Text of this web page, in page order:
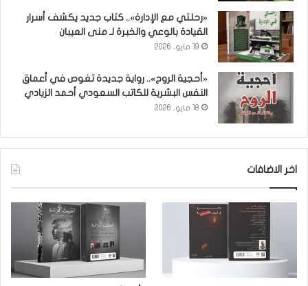
«رحلتي مع الإدارة».. كتاب جديد يكشف أسرار
القيادة بالوعي والخبرة لـ منى العيبان
19 مايو، 2026
«أحجية الروح».. رواية جديدة تغوص في أعماق
النفس البشرية للكاتب السعودي أحمد الزيادي
18 مايو، 2026
اخر الاضافات